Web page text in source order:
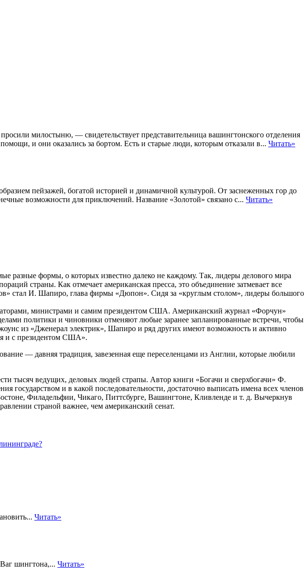
милостыню, — свидетельствует представительница вашингтонского отделения
и они оказались за бортом. Есть и старые люди, которым отказали в... Читать»
пейзажей, богатой историей и динамичной культурой. От заснеженных гор до
возможности для приключений. Название «Золотой» связано с... Читать»
разные формы, о которых известно далеко не каждому. Так, лидеры делового мира
страны. Как отмечает американская пресса, это объединение затмевает все
стал И. Шапиро, глава фирмы «Дюпон». Сидя за «круглым столом», лидеры большого
министрами и самим президентом США. Американский журнал «Форчун»
политики и чиновники отменяют любые заранее запланированные встречи, чтобы
из «Дженерал электрик», Шапиро и ряд других имеют возможность и активно
и с президентом США».
— давняя традиция, завезенная еще переселенцами из Англии, которые любили
тысяч ведущих, деловых людей страпы. Автор книги «Богачи и сверхбогачи» Ф.
государством и в какой последовательности, достаточно выписать имена всех членов
Филадельфии, Чикаго, Питтсбурге, Вашингтоне, Кливленде и т. д. Вычеркнув
страной важнее, чем американский сенат.
Читать»
шингтона,... Читать»